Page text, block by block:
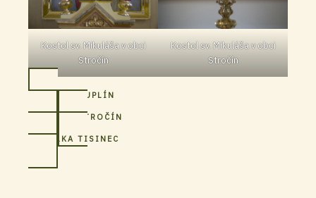
Kostol sv. Mikuláša v obci
Stročín
Kostol sv. Mikuláša v obci
Stročín
FARNOSŤ DUPLÍN
FILIÁLKA STROČÍN
FILIÁLKA TISINEC